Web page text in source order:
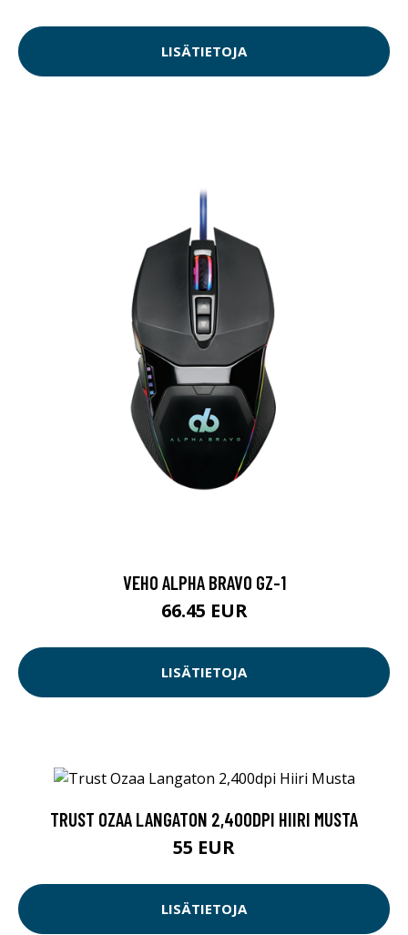
LISÄTIETOJA
VEHO ALPHA BRAVO GZ-1
66.45 EUR
LISÄTIETOJA
TRUST OZAA LANGATON 2,400DPI HIIRI MUSTA
55 EUR
LISÄTIETOJA